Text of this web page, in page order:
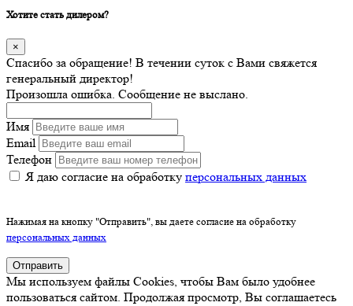
Хотите стать дилером?
×
Спасибо за обращение! В течении суток с Вами свяжется
генеральный директор!
Произошла ошибка. Сообщение не выслано.
Имя
Email
Телефон
Я даю согласие на обработку персональных данных
Нажимая на кнопку "Отправить", вы даете согласие на обработку
персональных данных
Отправить
Мы используем файлы Cookies, чтобы Вам было удобнее
пользоваться сайтом. Продолжая просмотр, Вы соглашаетесь